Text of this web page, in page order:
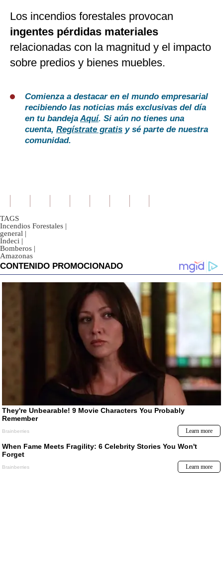
Los incendios forestales provocan
ingentes pérdidas materiales
relacionadas con la magnitud y el impacto
sobre predios y bienes muebles.
Comienza a destacar en el mundo empresarial
recibiendo las noticias más exclusivas del día
en tu bandejaAquí. Si aún no tienes una
cuenta, Regístrate gratis y sé parte de nuestra
comunidad.
TAGS
Incendios Forestales |
general |
Indeci |
Bomberos |
Amazonas